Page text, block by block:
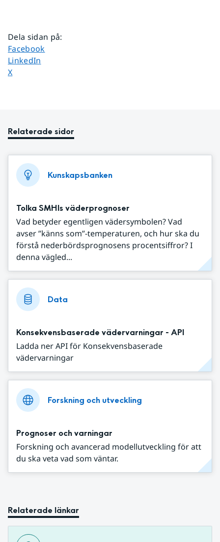
Dela sidan på:
Dela sidan på
Facebook
Dela sidan på
LinkedIn
Dela sidan på
X
Relaterade sidor
Kunskapsbanken
Tolka SMHIs väderprognoser
Vad betyder egentligen vädersymbolen? Vad
avser ”känns som”-temperaturen, och hur ska du
förstå nederbördsprognosens procentsiffror? I
denna vägled...
Data
Konsekvensbaserade vädervarningar - API
Ladda ner API för Konsekvensbaserade
vädervarningar
Forskning och utveckling
Prognoser och varningar
Forskning och avancerad modellutveckling för att
du ska veta vad som väntar.
Relaterade länkar